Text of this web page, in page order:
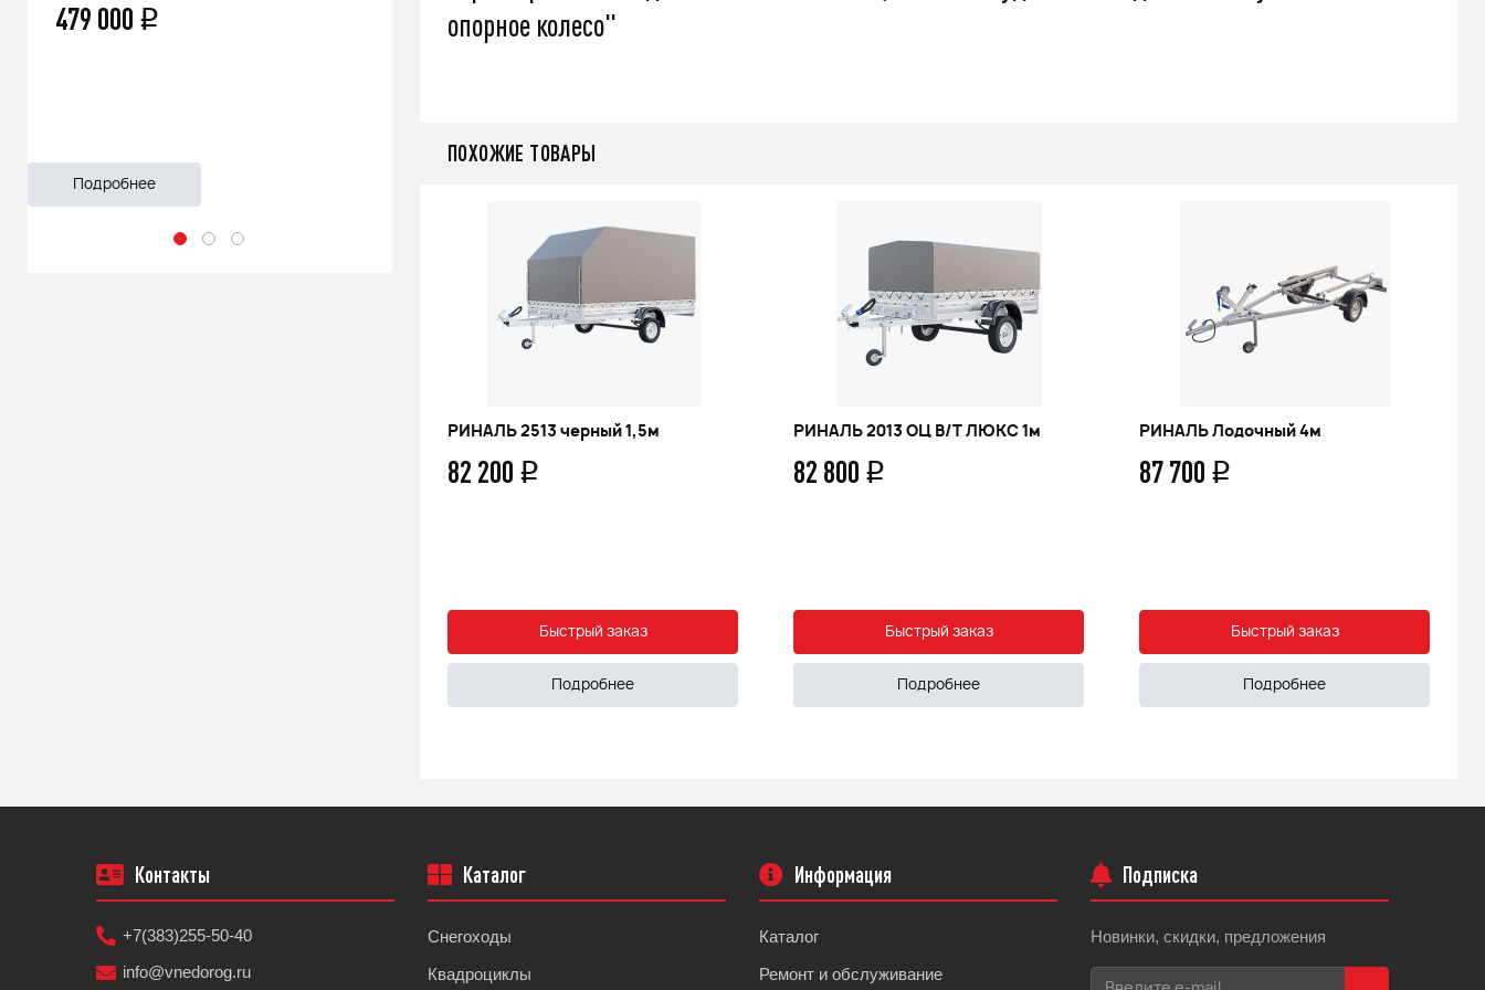
479 000 q
Подробнее
66 500q
опорное колесо"
ПОХОЖИЕ ТОВАРЫ
РИНАЛЬ 2513 черный 1,5м
82 200 q
Быстрый заказ
Подробнее
РИНАЛЬ 2013 ОЦ В/Т ЛЮКС 1м
82 800 q
Быстрый заказ
Подробнее
РИНАЛЬ Лодочный 4м
87 700 q
Быстрый заказ
Подробнее
Контакты
+7(383)255-50-40
info@vnedorog.ru
Каталог
Снегоходы
Квадроциклы
Информация
Каталог
Ремонт и обслуживание
Подписка
Новинки, скидки, предложения